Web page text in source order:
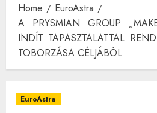
Home
EuroAstra
A PRYSMIAN GROUP
INDÍT TAPASZTALATTAL
TOBORZÁSA CÉLJÁBÓL
EuroAstra